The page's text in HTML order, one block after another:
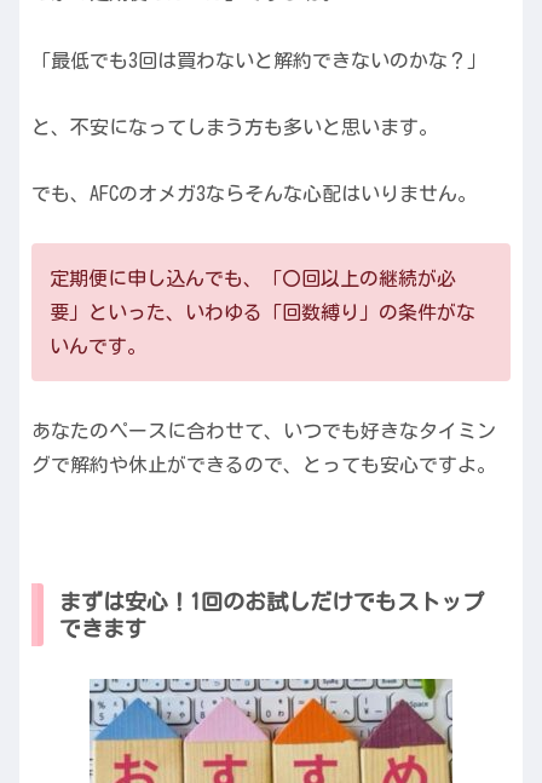
「最低でも3回は買わないと解約できないのかな？」
と、不安になってしまう方も多いと思います。
でも、AFCのオメガ3ならそんな心配はいりません。
定期便に申し込んでも、「〇回以上の継続が必
要」といった、いわゆる「回数縛り」の条件がな
いんです。
あなたのペースに合わせて、いつでも好きなタイミン
グで解約や休止ができるので、とっても安心ですよ。
まずは安心！1回のお試しだけでもストップ
できます